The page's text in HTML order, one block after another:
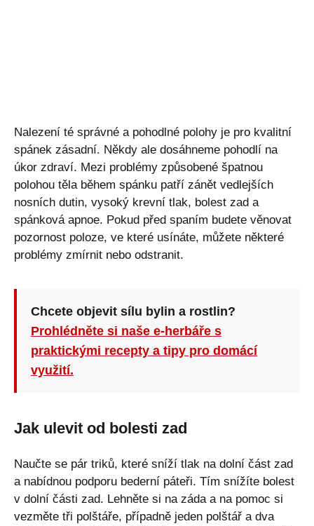
Nalezení té správné a pohodlné polohy je pro kvalitní
spánek zásadní. Někdy ale dosáhneme pohodlí na
úkor zdraví. Mezi problémy způsobené špatnou
polohou těla během spánku patří zánět vedlejších
nosních dutin, vysoký krevní tlak, bolest zad a
spánková apnoe. Pokud před spaním budete věnovat
pozornost poloze, ve které usínáte, můžete některé
problémy zmírnit nebo odstranit.
Chcete objevit sílu bylin a rostlin?
Prohlédněte si naše e-herbáře s
praktickými recepty a tipy pro domácí
využití.
Jak ulevit od bolesti zad
Naučte se pár triků, které sníží tlak na dolní část zad
a nabídnou podporu bederní páteři. Tím snížíte bolest
v dolní části zad. Lehněte si na záda a na pomoc si
vezměte tři polštáře, případně jeden polštář a dva